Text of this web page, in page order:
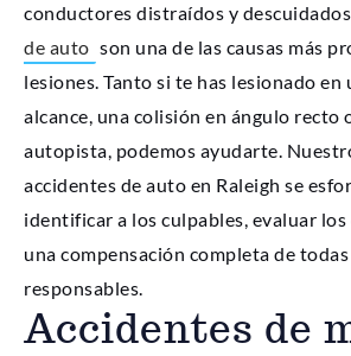
conductores distraídos y
de auto son una de las causas más
lesiones. Tanto si te has lesionado en
alcance, una colisión en ángulo recto
autopista, podemos ayudarte.
accidentes de auto en Raleigh se
identificar a los culpables, evaluar
una compensación completa de
responsables.
Accidentes de